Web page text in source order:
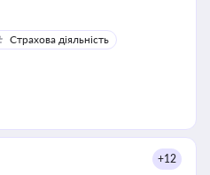
Страхова діяльність
+12